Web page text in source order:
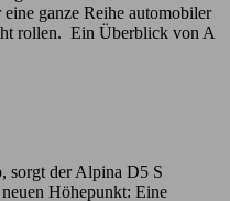
ganze Reihe automobiler
rollen. Ein Überblick von A
sorgt der Alpina D5 S
Höhepunkt: Eine